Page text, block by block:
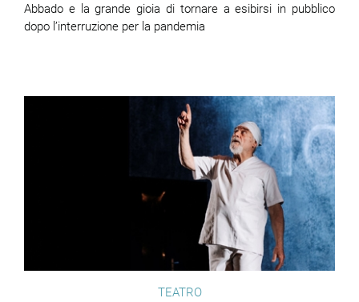
Abbado e la grande gioia di tornare a esibirsi in pubblico
dopo l’interruzione per la pandemia
TEATRO